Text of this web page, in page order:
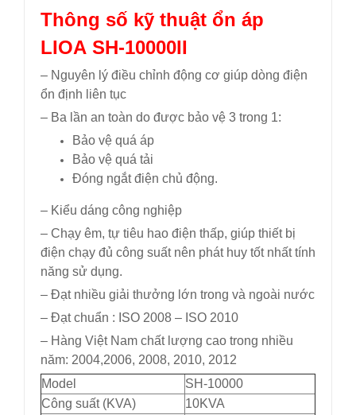
Thông số kỹ thuật ổn áp
LIOA SH-10000II
– Nguyên lý điều chỉnh động cơ giúp dòng điện
ổn định liên tục
– Ba lần an toàn do được bảo vệ 3 trong 1:
Bảo vệ quá áp
Bảo vệ quá tải
Đóng ngắt điện chủ động.
– Kiểu dáng công nghiệp
– Chạy êm, tự tiêu hao điện thấp, giúp thiết bị
điện chạy đủ công suất nên phát huy tốt nhất tính
năng sử dụng.
– Đạt nhiều giải thưởng lớn trong và ngoài nước
– Đạt chuẩn : ISO 2008 – ISO 2010
– Hàng Việt Nam chất lượng cao trong nhiều
năm: 2004,2006, 2008, 2010, 2012
Model
SH-10000
Công suất (KVA)
10KVA